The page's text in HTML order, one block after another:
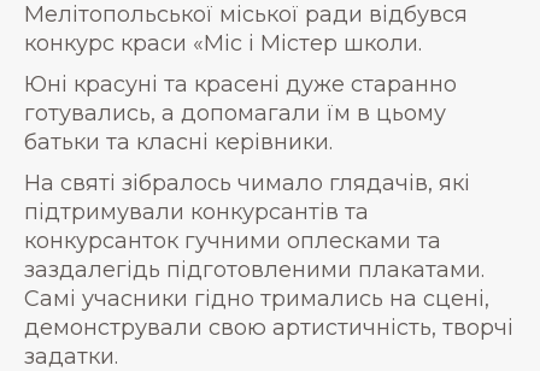
Мелітопольської міської ради відбувся
конкурс краси «Міс і Містер школи.
Юні красуні та красені дуже старанно
готувались, а допомагали їм в цьому
батьки та класні керівники.
На святі зібралось чимало глядачів, які
підтримували конкурсантів та
конкурсанток гучними оплесками та
заздалегідь підготовленими плакатами.
Самі учасники гідно тримались на сцені,
демонстрували свою артистичність, творчі
задатки.